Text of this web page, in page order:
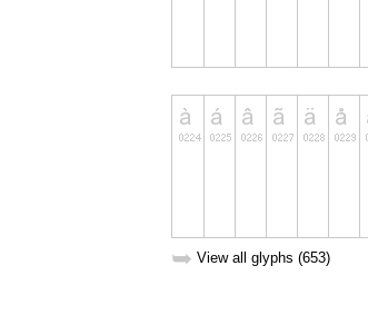
➥ View all glyphs (653)